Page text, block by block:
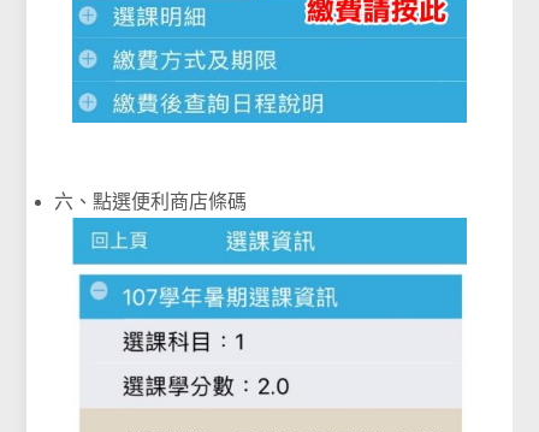
六、點選便利商店條碼